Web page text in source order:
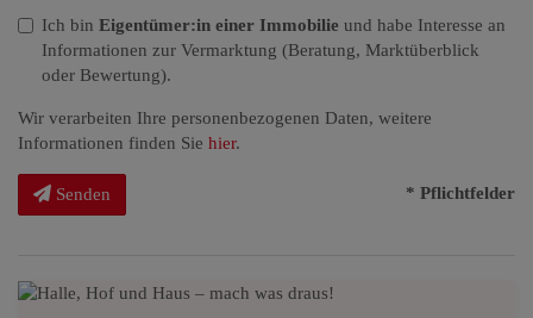
Ich bin Eigentümer:in einer Immobilie und habe Interesse an
Informationen zur Vermarktung (Beratung, Marktüberblick
oder Bewertung).
Wir verarbeiten Ihre personenbezogenen Daten, weitere
Informationen finden Sie hier.
Senden * Pflichtfelder